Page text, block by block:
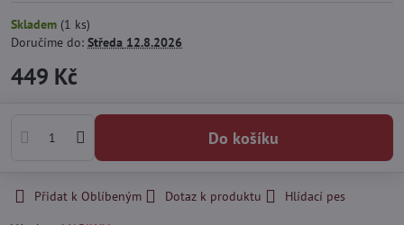
Skladem (1 ks)
Doručíme do: Středa 12.8.2026
449 Kč
Do košíku
Přidat k Oblíbeným Dotaz k produktu
Hlídací pes